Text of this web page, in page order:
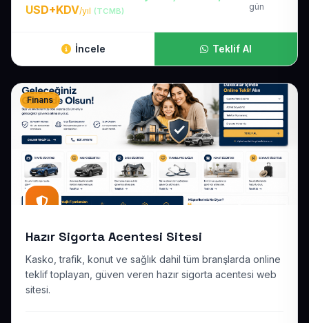
USD+KDV/yıl (TCMB)
gün
İncele Teklif Al
Finans
Hazır Sigorta Acentesi Sitesi
Kasko, trafik, konut ve sağlık dahil tüm branşlarda online
teklif toplayan, güven veren hazır sigorta acentesi web
sitesi.